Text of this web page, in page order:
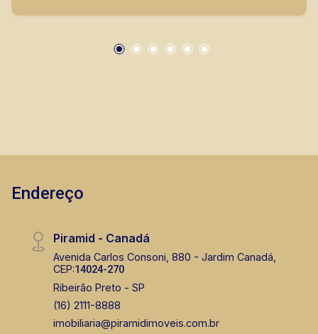
CORRETOR DE PLANTÃO
Bráulio Alvarez
CORRETOR DE PLANTÃO
mesmo nos principais lançamentos da cidade
Endereço
Piramid - Canadá
Avenida Carlos Consoni, 880 - Jardim Canadá,
CEP:14024-270
Ribeirão Preto - SP
(16) 2111-8888
imobiliaria@piramidimoveis.com.br